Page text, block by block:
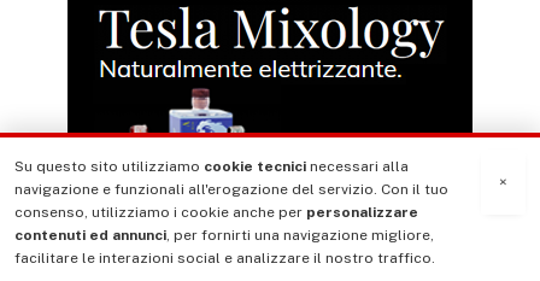
×
Su questo sito utilizziamo cookie tecnici necessari alla
navigazione e funzionali all'erogazione del servizio. Con il tuo
consenso, utilizziamo i cookie anche per personalizzare
contenuti ed annunci, per fornirti una navigazione migliore,
facilitare le interazioni social e analizzare il nostro traffico.